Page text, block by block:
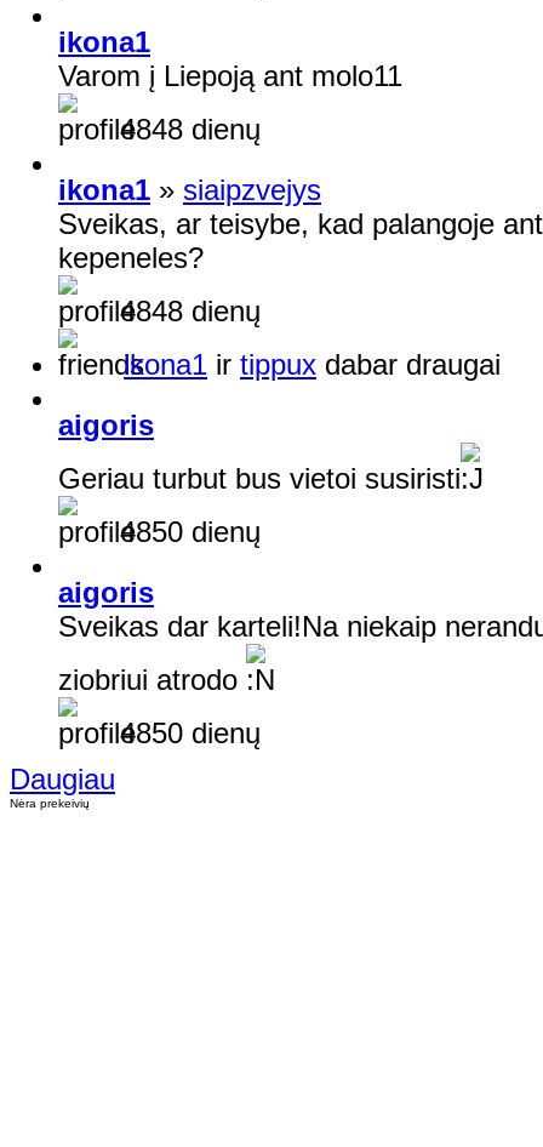
ikona1
Varom į Liepoją ant molo11
4848 dienų
ikona1 » siaipzvejys
Sveikas, ar teisybe, kad palangoje
kepeneles?
4848 dienų
ikona1 ir tippux dabar draugai
aigoris
Geriau turbut bus vietoi susiristi
4850 dienų
aigoris
Sveikas dar karteli!Na niekaip
ziobriui atrodo
4850 dienų
Daugiau
Nėra prekeivių